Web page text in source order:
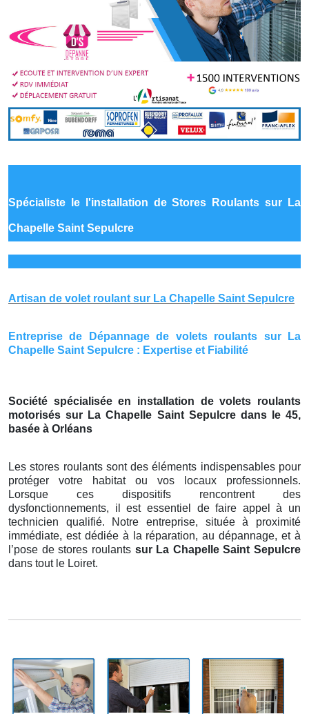
Spécialiste le l'installation de Stores Roulants sur La
Chapelle Saint Sepulcre
Artisan de volet roulant sur La Chapelle Saint Sepulcre
Entreprise de Dépannage de volets roulants sur La
Chapelle Saint Sepulcre : Expertise et Fiabilité
Société spécialisée en installation de volets roulants
motorisés sur La Chapelle Saint Sepulcre dans le 45,
basée à Orléans
Les stores roulants sont des éléments indispensables pour
protéger votre habitat ou vos locaux professionnels.
Lorsque ces dispositifs rencontrent des
dysfonctionnements, il est essentiel de faire appel à un
technicien qualifié. Notre entreprise, située à proximité
immédiate, est dédiée à la réparation, au dépannage, et à
l’pose de stores roulants sur La Chapelle Saint Sepulcre
dans tout le Loiret.